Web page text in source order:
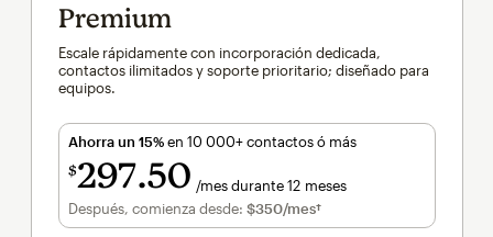
Premium
Escale rápidamente con incorporación dedicada,
contactos ilimitados y soporte prioritario; diseñado para
equipos.
Ahorra un 15%en 10 000+ contactos ó más
$297 50 /mes durante 12 meses
$297.50al mes durante 12 meses
Después, comienza desde: $350/mes†al mes†